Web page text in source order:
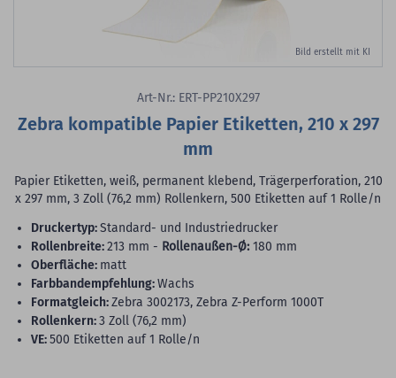
Bild erstellt mit KI
Art-Nr.: ERT-PP210X297
Zebra kompatible Papier Etiketten, 210 x 297
mm
Papier Etiketten, weiß, permanent klebend, Trägerperforation, 210
x 297 mm, 3 Zoll (76,2 mm) Rollenkern, 500 Etiketten auf 1 Rolle/n
Druckertyp:Standard- und Industriedrucker
Rollenbreite:213 mm - Rollenaußen-Ø: 180 mm
Oberfläche: matt
Farbbandempfehlung:Wachs
Formatgleich:Zebra 3002173, Zebra Z-Perform 1000T
Rollenkern:3 Zoll (76,2 mm)
VE:500 Etiketten auf 1 Rolle/n